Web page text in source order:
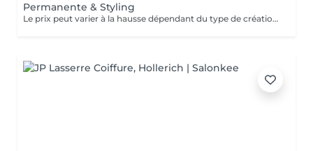
Permanente & Styling
Le prix peut varier à la hausse dépendant du type de création finalement réalisée.